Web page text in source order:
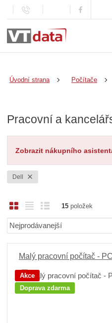
Úvodní strana Počítače
Pracovní a
Zobrazit nákupního
Dell
e
í
O
b
r
á
z
o
v
a
b
u
l
o
v
Ř
á
d
k
o
ý
v
15položek
Malý pracovní počítač -
Akce
Doprava zdarma